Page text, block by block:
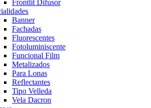
Frontlit Difusor
Banner
Fachadas
Fluorescentes
Fotoluminiscente
Funcional Film
Metalizados
Para Lonas
Reflectantes
Tipo Velleda
Vela Dacron